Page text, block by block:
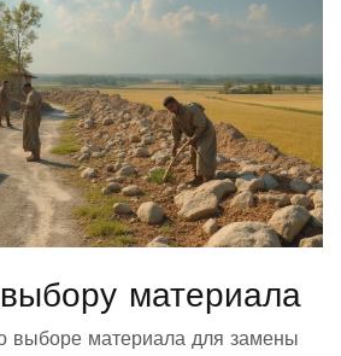
материала
о выборе материала для замены